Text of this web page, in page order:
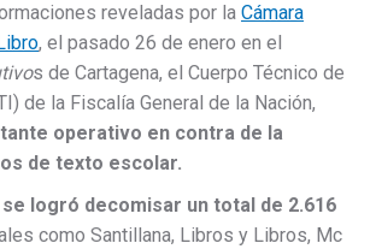
reveladas por la Cámara
, el pasado 26 de enero en el
s de Cartagena, el Cuerpo Técnico de
de la Fiscalía General de la Nación,
operativo en contra de la
de texto escolar.
se logró decomisar un total de 2.616
como Santillana, Libros y Libros, Mc